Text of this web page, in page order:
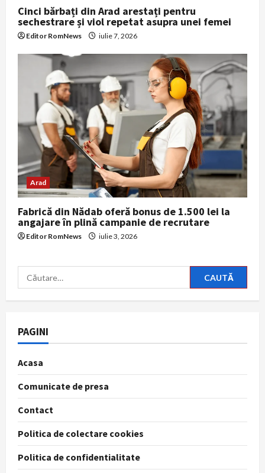
Cinci bărbați din Arad arestați pentru
sechestrare și viol repetat asupra unei femei
Editor RomNews iulie 7, 2026
Arad
Fabrică din Nădab oferă bonus de 1.500 lei la
angajare în plină campanie de recrutare
Editor RomNews iulie 3, 2026
Caută
după:
PAGINI
Acasa
Comunicate de presa
Contact
Politica de colectare cookies
Politica de confidentialitate